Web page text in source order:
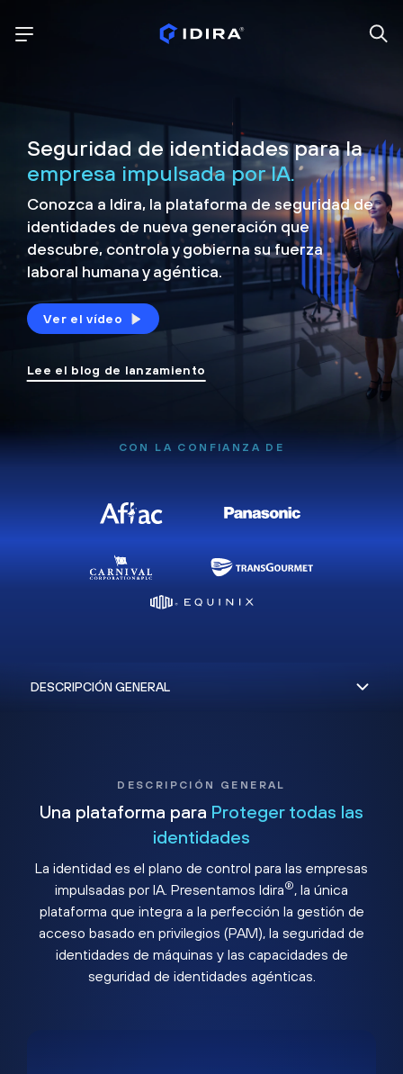
Seguridad de identidades para la
empresa impulsada por IA.
Conozca a Idira, la plataforma de seguridad de
identidades de nueva generación que
descubre, controla ygobierna su fuerza
laboral humana y agéntica.
Ver el vídeo
Lee el blog de lanzamiento
CON LA CONFIANZA DE
DESCRIPCIÓN GENERAL
Una plataforma para Proteger todas las
identidades
La identidad es el plano de control para las empresas
impulsadas por IA. Presentamos Idira®, la única
plataforma que integra a la perfección la gestión de
acceso basado en privilegios (PAM), la seguridad de
identidades de máquinas y las capacidades de
seguridad de identidades agénticas.